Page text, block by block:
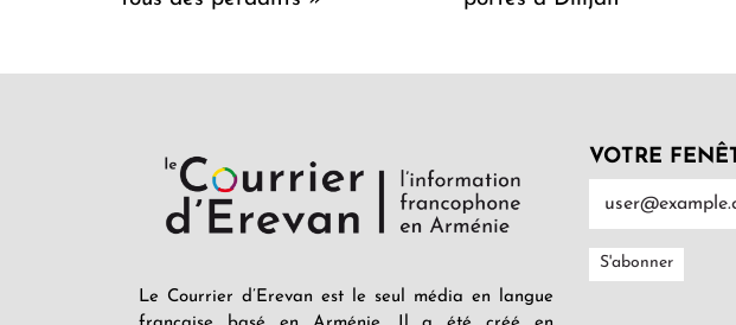
Le Courrier d’Erevan est le seul média en langue
VOTRE